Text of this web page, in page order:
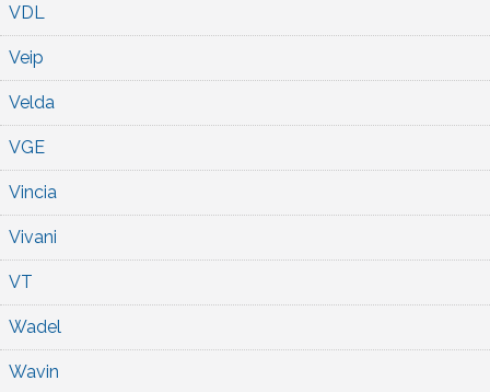
VDL
Veip
Velda
VGE
Vincia
Vivani
VT
Wadel
Wavin